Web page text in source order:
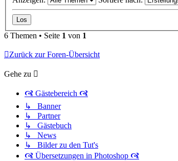
6 Themen • Seite 1 von 1
Zurück zur Foren-Übersicht
Gehe zu
🙧 Gästebereich 🙧
↳ Banner
↳ Partner
↳ Gästebuch
↳ News
↳ Bilder zu den Tut's
🙧 Übersetzungen in Photoshop 🙧